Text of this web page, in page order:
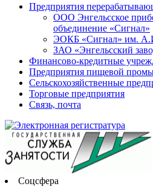
Предприятия
ООО Энгельсское
объединение «Сигнал»
ЭОКБ «Сигнал» им.
ЗАО «Энгельсский
Финансово-кредитные
Предприятия пищевой
Сельскохозяйственные
Торговые предприятия
Связь, почта
Соцсфера